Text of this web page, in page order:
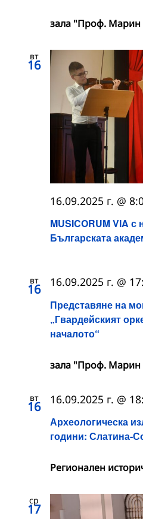
зала "Проф.
вт
16
MUSICORUM VIA с
Българската
16.09.2025 г. @
вт
16
Представяне на
„Гвардейският
началото“
16.09.2025 г. @
зала "Проф.
вт
16
Археологическа
години: Слатина-
16.09.2025 г. @
Регионален
ср
17